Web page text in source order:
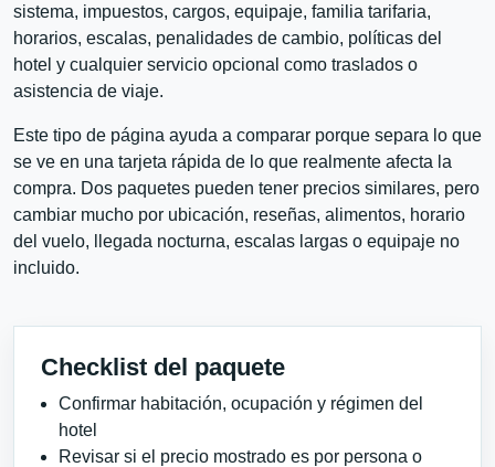
sistema, impuestos, cargos, equipaje, familia tarifaria,
horarios, escalas, penalidades de cambio, políticas del
hotel y cualquier servicio opcional como traslados o
asistencia de viaje.
Este tipo de página ayuda a comparar porque separa lo que
se ve en una tarjeta rápida de lo que realmente afecta la
compra. Dos paquetes pueden tener precios similares, pero
cambiar mucho por ubicación, reseñas, alimentos, horario
del vuelo, llegada nocturna, escalas largas o equipaje no
incluido.
Checklist del paquete
Confirmar habitación, ocupación y régimen del
hotel
Revisar si el precio mostrado es por persona o